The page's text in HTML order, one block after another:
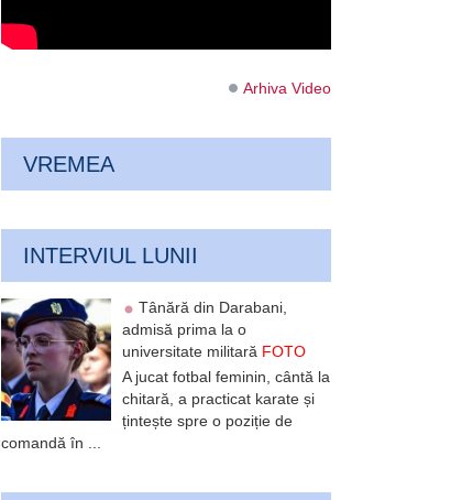
Arhiva Video
VREMEA
INTERVIUL LUNII
Tânără din Darabani,
admisă prima la o
universitate militară FOTO
A jucat fotbal feminin, cântă la
chitară, a practicat karate și
țintește spre o poziție de
comandă în ...